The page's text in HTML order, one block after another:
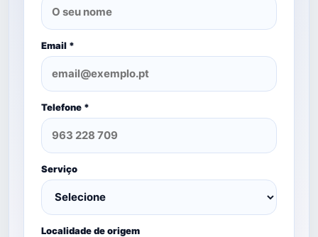
Email *
Telefone *
Serviço
Localidade de origem